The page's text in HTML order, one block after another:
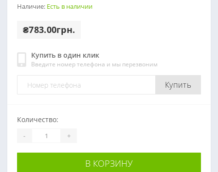
Наличие: Есть в наличии
₴783.00грн.
Купить в один клик
Введите номер телефона и мы перезвоним
Купить
Количество:
- +
В КОРЗИНУ